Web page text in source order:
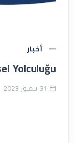
أخبار
Yolculuğu
31 تـمـوز 2023